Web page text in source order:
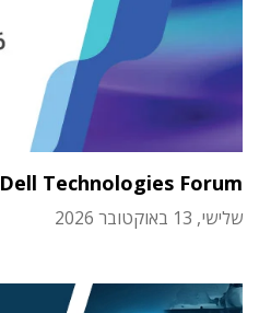
Dell Technologies Forum
שלישי, 13 באוקטובר 2026